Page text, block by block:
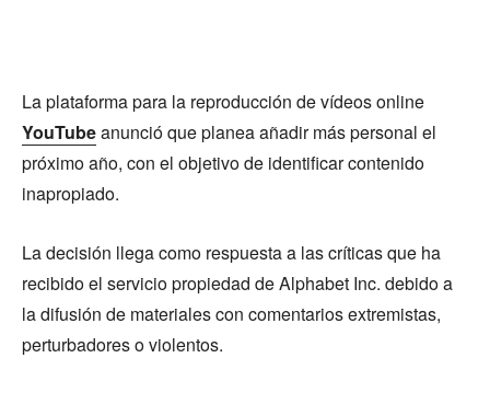
La plataforma para la reproducción de vídeos online
YouTubeanunció que planea añadir más personal el
próximo año, con el objetivo de identificar contenido
inapropiado.
La decisión llega como respuesta a las críticas que ha
recibido el servicio propiedad de Alphabet Inc. debido a
la difusión de materiales con comentarios extremistas,
perturbadores o violentos.